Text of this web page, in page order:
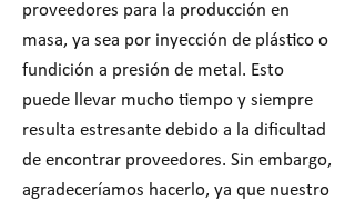
proveedores para la producción en
masa, ya sea por inyección de plástico o
fundición a presión de metal. Esto
puede llevar mucho tiempo y siempre
resulta estresante debido a la dificultad
de encontrar proveedores. Sin embargo,
agradeceríamos hacerlo, ya que nuestro